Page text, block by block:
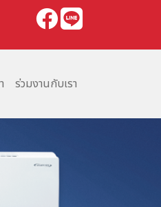
ร่วมงานกับเรา